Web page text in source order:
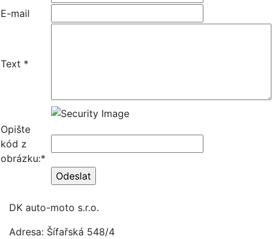
E-mail
Text *
Opište
kód z
obrázku:*
DK auto-moto s.r.o.
Adresa: Šífařská 548/4